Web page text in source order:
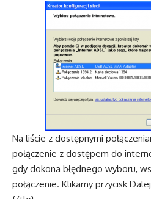
Na liście z dostępnymi
połączenie z dostępem do
gdy dokona błędnego wyboru,
połączenie. Klikamy przycisk